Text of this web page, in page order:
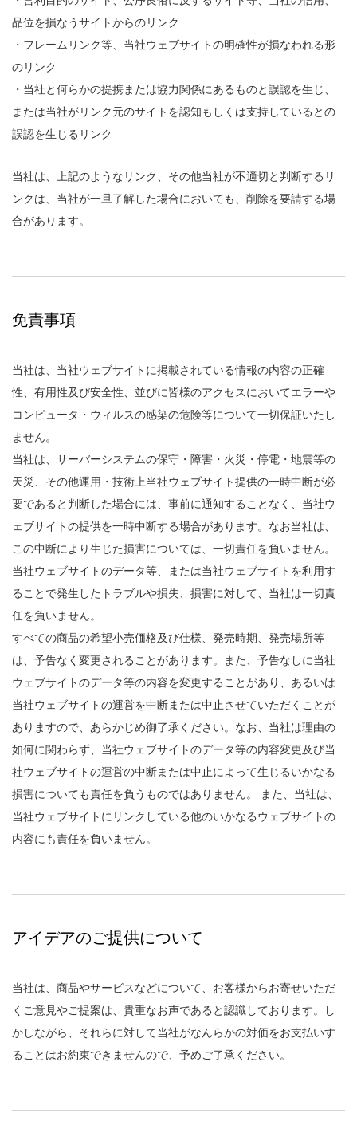
品位を損なうサイトからのリンク
・フレームリンク等、当社ウェブサイトの明確性が損なわれる形
のリンク
・当社と何らかの提携または協力関係にあるものと誤認を生じ、
または当社がリンク元のサイトを認知もしくは支持しているとの
誤認を生じるリンク
当社は、上記のようなリンク、その他当社が不適切と判断するリ
ンクは、当社が一旦了解した場合においても、削除を要請する場
合があります。
免責事項
当社は、当社ウェブサイトに掲載されている情報の内容の正確
性、有用性及び安全性、並びに皆様のアクセスにおいてエラーや
コンピュータ・ウィルスの感染の危険等について一切保証いたし
ません。
当社は、サーバーシステムの保守・障害・火災・停電・地震等の
天災、その他運用・技術上当社ウェブサイト提供の一時中断が必
要であると判断した場合には、事前に通知することなく、当社ウ
ェブサイトの提供を一時中断する場合があります。なお当社は、
この中断により生じた損害については、一切責任を負いません。
当社ウェブサイトのデータ等、または当社ウェブサイトを利用す
ることで発生したトラブルや損失、損害に対して、当社は一切責
任を負いません。
すべての商品の希望小売価格及び仕様、発売時期、発売場所等
は、予告なく変更されることがあります。また、予告なしに当社
ウェブサイトのデータ等の内容を変更することがあり、あるいは
当社ウェブサイトの運営を中断または中止させていただくことが
ありますので、あらかじめ御了承ください。なお、当社は理由の
如何に関わらず、当社ウェブサイトのデータ等の内容変更及び当
社ウェブサイトの運営の中断または中止によって生じるいかなる
損害についても責任を負うものではありません。 また、当社は、
当社ウェブサイトにリンクしている他のいかなるウェブサイトの
内容にも責任を負いません。
アイデアのご提供について
当社は、商品やサービスなどについて、お客様からお寄せいただ
くご意見やご提案は、貴重なお声であると認識しております。し
かしながら、それらに対して当社がなんらかの対価をお支払いす
ることはお約束できませんので、予めご了承ください。